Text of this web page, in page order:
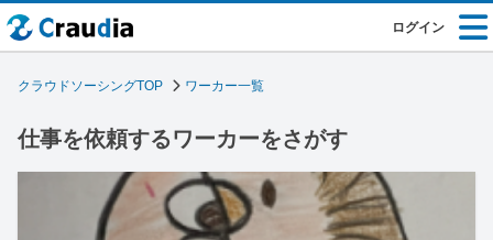
ログイン
クラウドソーシングTOP ワーカー一覧
仕事を依頼するワーカーをさがす